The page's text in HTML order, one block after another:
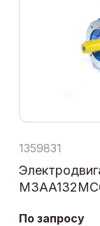
1359831
По запросу